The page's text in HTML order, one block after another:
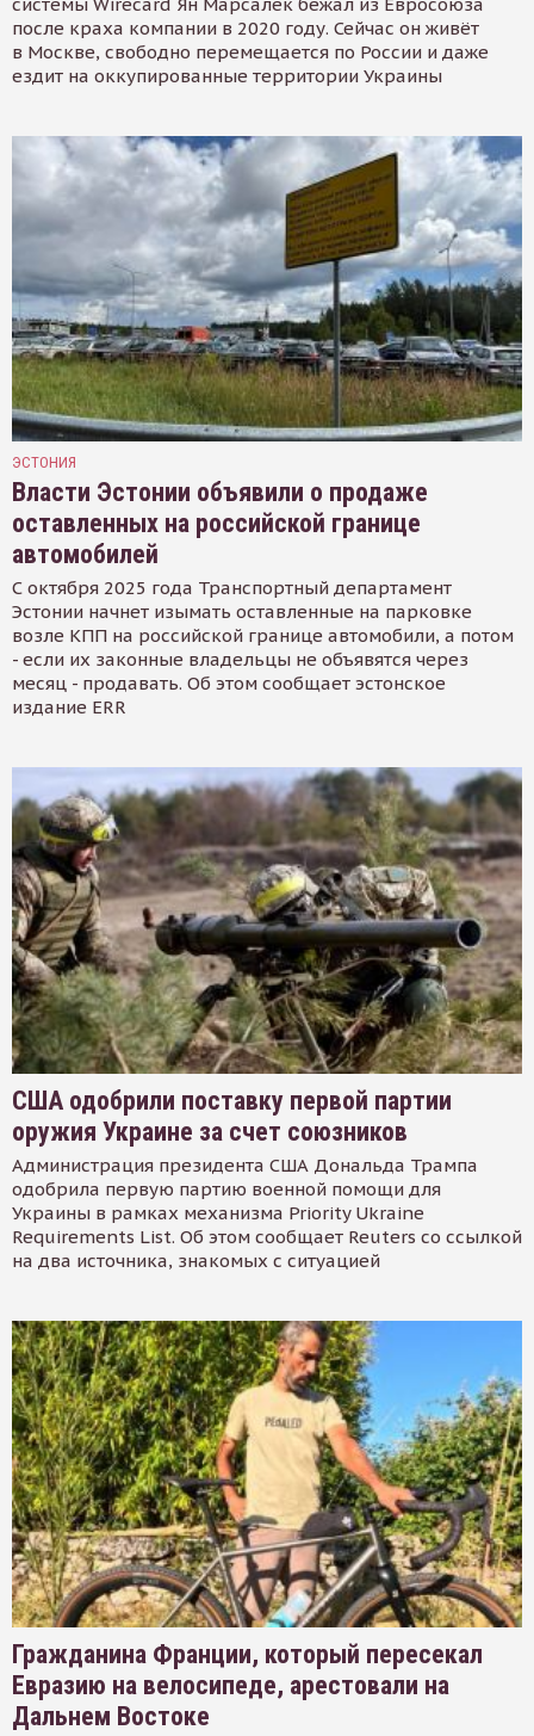
после краха компании в 2020 году. Сейчас он живёт
в Москве, свободно перемещается по России и даже
ездит на оккупированные территории Украины
ЭСТОНИЯ
Власти Эстонии объявили о продаже
оставленных на российской границе
автомобилей
С октября 2025 года Транспортный департамент
Эстонии начнет изымать оставленные на парковке
возле КПП на российской границе автомобили, а потом
- если их законные владельцы не объявятся через
месяц - продавать. Об этом сообщает эстонское
издание ERR
США одобрили поставку первой партии
оружия Украине за счет союзников
Администрация президента США Дональда Трампа
одобрила первую партию военной помощи для
Украины в рамках механизма Priority Ukraine
Requirements List. Об этом сообщает Reuters со ссылкой
на два источника, знакомых с ситуацией
Гражданина Франции, который пересекал
Евразию на велосипеде, арестовали на
Дальнем Востоке